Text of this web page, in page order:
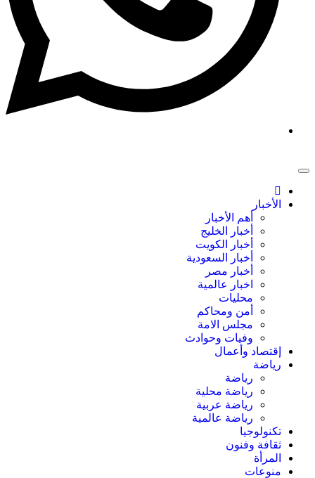
الأخبار
أهم الأخبار
أخبار الخليج
أخبار الكويت
أخبار السعودية
أخبار مصر
اخبار عالمية
محليات
أمن ومحاكم
مجلس الامة
وفيات وحوادث
إقتصاد وأعمال
رياضة
رياضة
رياضة محلية
رياضة عربية
رياضة عالمية
تكنولوجيا
ثقافة وفنون
المرأة
منوعات